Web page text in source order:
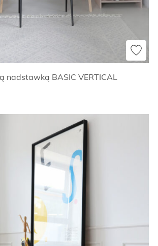
nadstawką BASIC VERTICAL